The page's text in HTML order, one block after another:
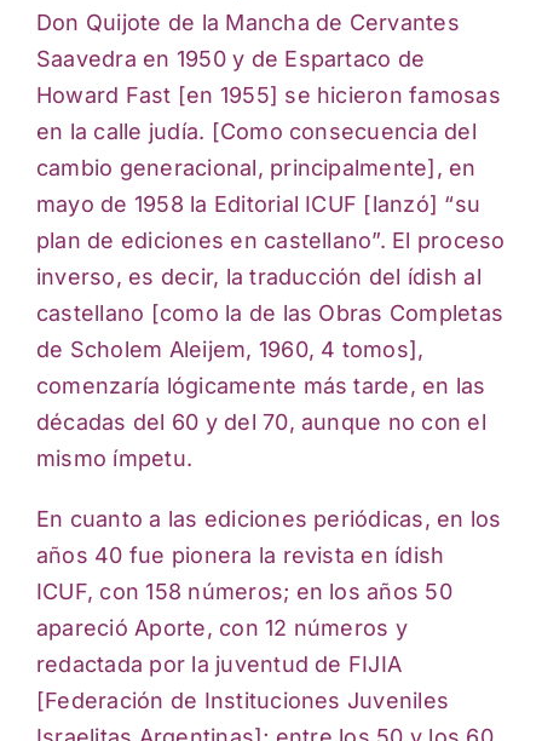
Don Quijote de la Mancha de Cervantes
Saavedra en 1950 y de Espartaco de
Howard Fast [en 1955] se hicieron famosas
en la calle judía. [Como consecuencia del
cambio generacional, principalmente], en
mayo de 1958 la Editorial ICUF [lanzó] “su
plan de ediciones en castellano”. El proceso
inverso, es decir, la traducción del ídish al
castellano [como la de las Obras Completas
de Scholem Aleijem, 1960, 4 tomos],
comenzaría lógicamente más tarde, en las
décadas del 60 y del 70, aunque no con el
mismo ímpetu.
En cuanto a las ediciones periódicas, en los
años 40 fue pionera la revista en ídish
ICUF, con 158 números; en los años 50
apareció Aporte, con 12 números y
redactada por la juventud de FIJIA
[Federación de Instituciones Juveniles